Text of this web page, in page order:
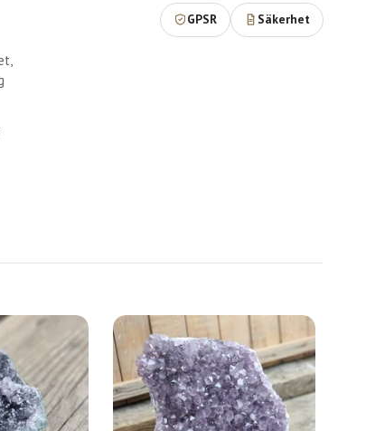
GPSR Säkerhet